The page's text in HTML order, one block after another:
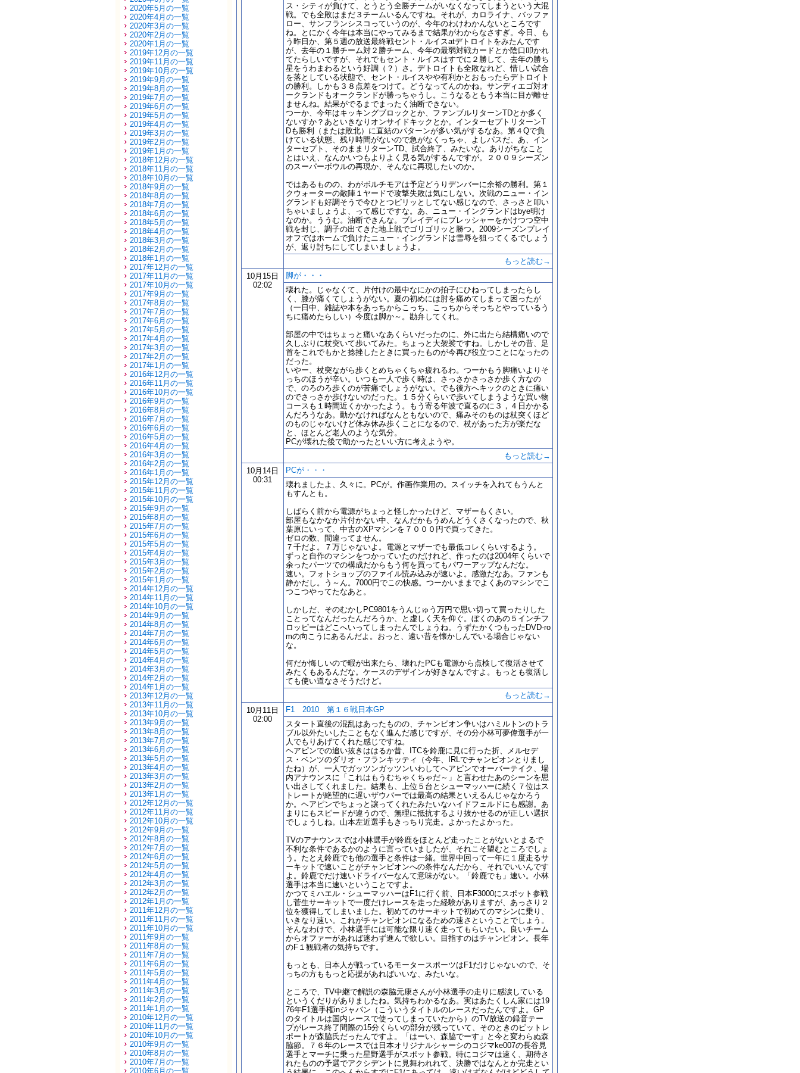
2020年5月の一覧
2020年4月の一覧
2020年3月の一覧
2020年2月の一覧
2020年1月の一覧
2019年12月の一覧
2019年11月の一覧
2019年10月の一覧
2019年9月の一覧
2019年8月の一覧
2019年7月の一覧
2019年6月の一覧
2019年5月の一覧
2019年4月の一覧
2019年3月の一覧
2019年2月の一覧
2019年1月の一覧
2018年12月の一覧
2018年11月の一覧
2018年10月の一覧
2018年9月の一覧
2018年8月の一覧
2018年7月の一覧
2018年6月の一覧
2018年5月の一覧
2018年4月の一覧
2018年3月の一覧
2018年2月の一覧
2018年1月の一覧
2017年12月の一覧
2017年11月の一覧
2017年10月の一覧
2017年9月の一覧
2017年8月の一覧
2017年7月の一覧
2017年6月の一覧
2017年5月の一覧
2017年4月の一覧
2017年3月の一覧
2017年2月の一覧
2017年1月の一覧
2016年12月の一覧
2016年11月の一覧
2016年10月の一覧
2016年9月の一覧
2016年8月の一覧
2016年7月の一覧
2016年6月の一覧
2016年5月の一覧
2016年4月の一覧
2016年3月の一覧
2016年2月の一覧
2016年1月の一覧
2015年12月の一覧
2015年11月の一覧
2015年10月の一覧
2015年9月の一覧
2015年8月の一覧
2015年7月の一覧
2015年6月の一覧
2015年5月の一覧
2015年4月の一覧
2015年3月の一覧
2015年2月の一覧
2015年1月の一覧
2014年12月の一覧
2014年11月の一覧
2014年10月の一覧
2014年9月の一覧
2014年8月の一覧
2014年7月の一覧
2014年6月の一覧
2014年5月の一覧
2014年4月の一覧
2014年3月の一覧
2014年2月の一覧
2014年1月の一覧
2013年12月の一覧
2013年11月の一覧
2013年10月の一覧
2013年9月の一覧
2013年8月の一覧
2013年7月の一覧
2013年6月の一覧
2013年5月の一覧
2013年4月の一覧
2013年3月の一覧
2013年2月の一覧
2013年1月の一覧
2012年12月の一覧
2012年11月の一覧
2012年10月の一覧
2012年9月の一覧
2012年8月の一覧
2012年7月の一覧
2012年6月の一覧
2012年5月の一覧
2012年4月の一覧
2012年3月の一覧
2012年2月の一覧
2012年1月の一覧
2011年12月の一覧
2011年11月の一覧
2011年10月の一覧
2011年9月の一覧
2011年8月の一覧
2011年7月の一覧
2011年6月の一覧
2011年5月の一覧
2011年4月の一覧
2011年3月の一覧
2011年2月の一覧
2011年1月の一覧
2010年12月の一覧
2010年11月の一覧
2010年10月の一覧
2010年9月の一覧
2010年8月の一覧
2010年7月の一覧
2010年6月の一覧
ス・シティが負けて、とうとう全勝チームがいなくなってしまうという大混
戦。でも全敗はまだ３チームいるんですね。それが、カロライナ、バッファ
ロー、サンフランシスコっていうのが、今年のわけわかんないところです
ね。とにかく今年は本当にやってみるまで結果がわからなさすぎ。今日、も
う昨日か、第５週の放送最終戦セント・ルイスatデトロイトをみたんです
が、去年の１勝チーム対２勝チーム、今年の最弱対戦カードとか陰口叩かれ
てたらしいですが、それでもセント・ルイスはすでに２勝して、去年の勝ち
星をうわまわるという好調（？）さ。デトロイトも全敗なれど、惜しい試合
を落としている状態で、セント・ルイスやや有利かとおもったらデトロイト
の勝利。しかも３８点差をつけて。どうなってんのかね。サンディエゴ対オ
ークランドもオークランドが勝っちゃうし。こうなるともう本当に目が離せ
ませんね。結果がでるまでまったく油断できない。
つーか、今年はキッキングブロックとか、ファンブルリターンTDとか多く
ないすか？あといきなりオンサイドキックとか。インターセプトリターンT
Dも勝利（または敗北）に直結のパターンが多い気がするなあ。第４Qで負
けている状態、残り時間がないので急がなくっちゃ、よしパスだ、あ、イン
ターセプト、そのままリターンTD、試合終了、みたいな。ありがちなこと
とはいえ、なんかいつもよりよく見る気がするんですが。２００９シーズン
のスーパーボウルの再現か、そんなに再現したいのか。
ではあるものの、わがボルチモアは予定どうりデンバーに余裕の勝利。第１
クウォーターの敵陣１ヤードで攻撃失敗は気にしない。次戦のニュー・イン
グランドも好調そうで今ひとつピリッとしてない感じなので、さっさと叩い
ちゃいましょうよ、って感じですな。あ、ニュー・イングランドはbye明け
なのか。ううむ。油断できんな。ブレイディにプレッシャーをかけつつ空中
戦を封じ、調子の出てきた地上戦でゴリゴリッと勝つ。2009シーズンプレイ
オフではホームで負けたニュー・イングランドは雪辱を狙ってくるでしょう
が、返り討ちにしてしまいましょうよ。
もっと読む→
10月15日
02:02
脚が・・・
壊れた。じゃなくて、片付けの最中なにかの拍子にひねってしまったらし
く、膝が痛くてしょうがない。夏の初めには肘を痛めてしまって困ったが
（一日中、雑誌や本をあっちからこっち、こっちからそっちとやっているう
ちに痛めたらしい）今度は脚か～。勘弁してくれ。
部屋の中ではちょっと痛いなあくらいだったのに、外に出たら結構痛いので
久しぶりに杖突いて歩いてみた。ちょっと大袈裟ですね。しかしその昔、足
首をこれでもかと捻挫したときに買ったものが今再び役立つことになったの
だった。
いやー、杖突ながら歩くとめちゃくちゃ疲れるわ。つーかもう脚痛いよりそ
っちのほうが辛い。いつも一人で歩く時は、さっさかさっさか歩く方なの
で、のろのろ歩くのが苦痛でしょうがない。でも後方へキックのときに痛い
のでさっさか歩けないのだった。１５分くらいで歩いてしまうような買い物
コースも１時間近くかかったよう。もう寄る年波で直るのに３，４日かかる
んだろうなあ。動かなければなんともないので、痛みそのものは杖突くほど
のものじゃないけど休み休み歩くことになるので、杖があった方が楽だな
と、ほとんど老人のような気分。
PCが壊れた後で助かったといい方に考えようや。
もっと読む→
10月14日
00:31
PCが・・・
壊れましたよ、久々に。PCが。作画作業用の。スイッチを入れてもうんと
もすんとも。
しばらく前から電源がちょっと怪しかったけど、マザーもくさい。
部屋もなかなか片付かない中、なんだかもうめんどうくさくなったので、秋
葉原にいって、中古のXPマシンを７０００円で買ってきた。
ゼロの数、間違ってません。
７千だよ。７万じゃないよ。電源とマザーでも最低コレくらいするよう。
ずっと自作のマシンをつかっていたのだけれど、作ったのは2004年くらいで
余ったパーツでの構成だからもう何を買ってもパワーアップなんだな。
速い。フォトショップのファイル読み込みが速いよ。感激だなあ。ファンも
静かだし。う～ん。7000円でこの快感。つーかいままでよくあのマシンでこ
つこつやってたなあと。
しかしだ、そのむかしPC9801をうんじゅう万円で思い切って買ったりした
ことってなんだったんだろうか、と虚しく天を仰ぐ。ぼくのあの５インチフ
ロッピーはどこへいってしまったんでしょうね。うずたかくつもったDVD-ro
mの向こうにあるんだよ。おっと、遠い昔を懐かしんでいる場合じゃない
な。
何だか悔しいので暇が出来たら、壊れたPCも電源から点検して復活させて
みたくもあるんだな。ケースのデザインが好きなんですよ。もっとも復活し
ても使い道なさそうだけど。
もっと読む→
10月11日
02:00
F1 2010 第１６戦日本GP
スタート直後の混乱はあったものの、チャンピオン争いはハミルトンのトラ
ブル以外たいしたこともなく進んだ感じですが、その分小林可夢偉選手が一
人でもりあげてくれた感じですね。
ヘアピンでの追い抜きははるか昔、ITCを鈴鹿に見に行った折、メルセデ
ス・ベンツのダリオ・フランキッティ（今年、IRLでチャンピオンとりまし
たね）が、一人でガッツンガッツンいわしてヘアピンでオーバーテイク、場
内アナウンスに「これはもうむちゃくちゃだ～」と言わせたあのシーンを思
い出さしてくれました。結果も、上位５台とシューマッハーに続く７位はス
トレートが絶望的に遅いザウバーでは最高の結果といえるんじゃなかろう
か。ヘアピンでちょっと譲ってくれたみたいなハイドフェルドにも感謝。あ
まりにもスピードが違うので、無理に抵抗するより抜かせるのが正しい選択
でしょうしね。山本左近選手もきっちり完走。よかったよかった。
TVのアナウンスでは小林選手が鈴鹿をほとんど走ったことがないとまるで
不利な条件であるかのように言っていましたが、それこそ望むところでしょ
う。たとえ鈴鹿でも他の選手と条件は一緒。世界中回って一年に１度走るサ
ーキットで速いことがチャンピオンへの条件なんだから、それでいいんです
よ。鈴鹿でだけ速いドライバーなんて意味がない。「鈴鹿でも」速い。小林
選手は本当に速いということですよ。
かつてミハエル・シューマッハーはF1に行く前、日本F3000にスポット参戦
し菅生サーキットで一度だけレースを走った経験がありますが、あっさり２
位を獲得してしまいました。初めてのサーキットで初めてのマシンに乗り、
いきなり速い。これがチャンピオンになるための速さということでしょう。
そんなわけで、小林選手には可能な限り速く走ってもらいたい。良いチーム
からオファーがあれば迷わず進んで欲しい。目指すのはチャンピオン。長年
のF１観戦者の気持ちです。
もっとも、日本人が戦っているモータースポーツはF1だけじゃないので、そ
っちの方ももっと応援があればいいな、みたいな。
ところで、TV中継で解説の森脇元康さんが小林選手の走りに感涙している
というくだりがありましたね。気持ちわかるなあ。実はあたくしん家には19
76年F1選手権inジャパン（こういうタイトルのレースだったんですよ。GP
のタイトルは国内レースで使ってしまっていたから）のTV放送の録音テー
プがレース終了間際の15分くらいの部分が残っていて、そのときのピットレ
ポートが森脇氏だったんですよ。「はーい、森脇でーす」と今と変わらぬ森
脇節。７６年のレースでは日本オリジナルシャーシのコジマke007の長谷見
選手とマーチに乗った星野選手がスポット参戦。特にコジマは速く、期待さ
れたものの予選でアクシデントに見舞われれて、決勝ではなんとか完走とい